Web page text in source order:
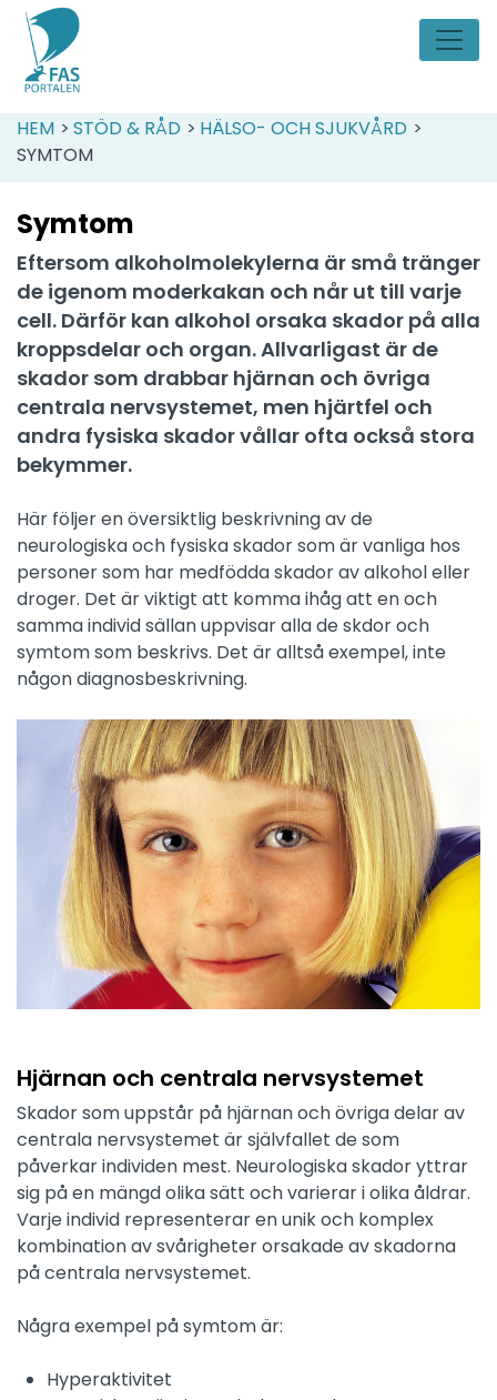
HEM > STÖD & RÅD > HÄLSO- OCH SJUKVÅRD >
SYMTOM
Symtom
Eftersom alkoholmolekylerna är små tränger
de igenom moderkakan och når ut till varje
cell. Därför kan alkohol orsaka skador på alla
kroppsdelar och organ. Allvarligast är de
skador som drabbar hjärnan och övriga
centrala nervsystemet, men hjärtfel och
andra fysiska skador vållar ofta också stora
bekymmer.
Här följer en översiktlig beskrivning av de
neurologiska och fysiska skador som är vanliga hos
personer som har medfödda skador av alkohol eller
droger. Det är viktigt att komma ihåg att en och
samma individ sällan uppvisar alla de skdor och
symtom som beskrivs. Det är alltså exempel, inte
någon diagnosbeskrivning.
Hjärnan och centrala nervsystemet
Skador som uppstår på hjärnan och övriga delar av
centrala nervsystemet är självfallet de som
påverkar individen mest. Neurologiska skador yttrar
sig på en mängd olika sätt och varierar i olika åldrar.
Varje individ representerar en unik och komplex
kombination av svårigheter orsakade av skadorna
på centrala nervsystemet.
Några exempel på symtom är:
Hyperaktivitet